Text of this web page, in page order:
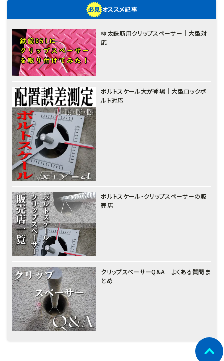
オススメ記事
極太鉄筋用クリップスペーサー｜大型対
応
ボルトスケール大が登場｜大型ロックボ
ルト対応
ボルトスケール・クリップスペーサーの販
売店
クリップスペーサーQ&A｜よくある質問ま
とめ